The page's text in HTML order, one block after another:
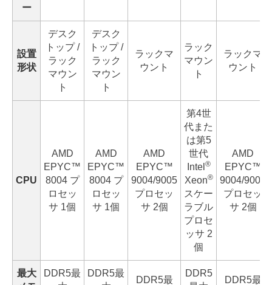
ー
設置
形状
デスク
トップ /
ラック
マウン
ト
デスク
トップ /
ラック
マウン
ト
ラックマ
ウント
ラック
マウン
ト
ラックマ
ウント
CPU
AMD
EPYC™
8004 プ
ロセッ
サ 1個
AMD
EPYC™
8004 プ
ロセッ
サ 1個
AMD
EPYC™
9004/9005
プロセッ
サ 2個
第4世
代また
は第5
世代
Intel ®
Xeon®
スケー
ラブル
プロセ
ッサ 2
個
AMD
EPYC™
9004/9005
プロセッ
サ 2個
最大
DDR5最
DDR5最
DDR5最
DDR5
DDR5最